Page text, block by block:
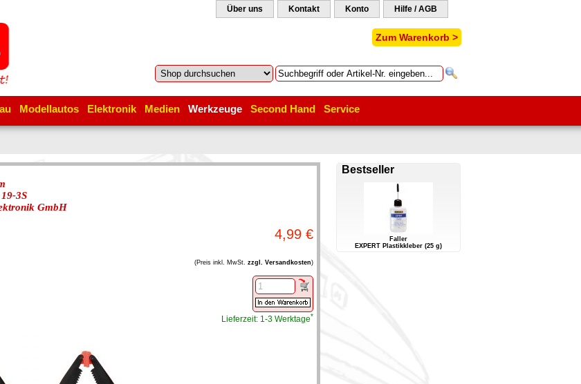
Über uns Kontakt Konto Hilfe / AGB
Zum Warenkorb >
Modellautos Elektronik Medien Werkzeuge Second Hand Service
3S
GmbH
4,99 €
(Preis inkl. MwSt. zzgl. Versandkosten)
Lieferzeit: 1-3 Werktage*
Bestseller
Faller
EXPERT Plastikkleber (25 g)